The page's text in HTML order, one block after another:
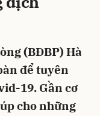
(BĐBP) Hà
để tuyên
19. Gần cơ
cho những
Hủy Gửi